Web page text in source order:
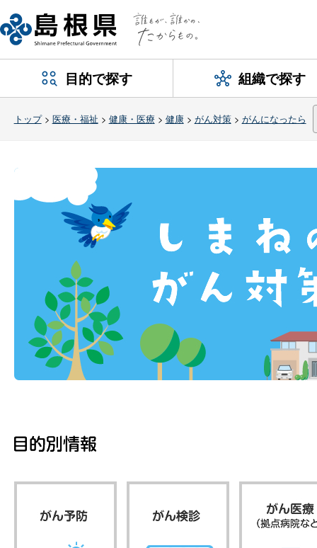
目的で探す 組織で探す
トップ> 医療・福祉 > 健康・医療 > 健康> がん対策> がんになったら